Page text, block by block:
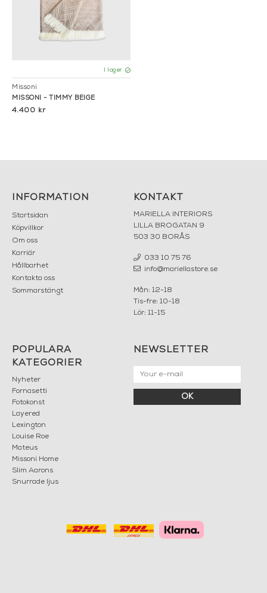
I lager
Missoni
MISSONI - TIMMY BEIGE
4.400 kr
INFORMATION
Startsidan
Köpvillkor
Om oss
Karriär
Hållbarhet
Kontakta oss
Sommarstängt
KONTAKT
MARIELLA INTERIORS
LILLA BROGATAN 9
503 30 BORÅS
033 10 75 76
info@mariellastore.se
Mån: 12-18
Tis-fre: 10-18
Lör: 11-15
POPULÄRA
KATEGORIER
Nyheter
Fornasetti
Fotokonst
Layered
Lexington
Louise Roe
Mateus
Missoni Home
Slim Aarons
Snurrade ljus
NEWSLETTER
OK